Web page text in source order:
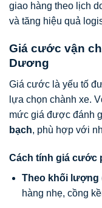
giao hàng theo lịch
và tăng hiệu quả
Giá cước vận
Dương
Giá cước là yếu tố
lựa chọn chành xe.
mức giá được đánh
bạch, phù hợp với
Cách tính giá cước
Theo khối lượng
hàng nhẹ, cồng